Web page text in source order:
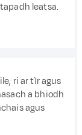
leatsa.
ri ar tìr agus
a bhiodh
agus